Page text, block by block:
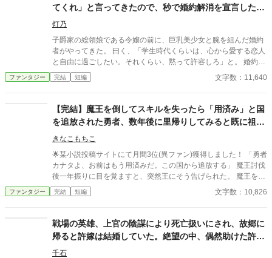
てくれ」と言ってきたので、秒で婚約解消を宣言した令
嬢の前世が、社畜のおっさんだった件。
灯乃
子爵家の総領娘である令嬢の前に、巨乳美少女と腕を組んだ婚約
者がやってきた。 曰く、「学生時代くらいは、心から愛する恋人
と自由に過ごしたい。それくらい、黙って許容しろ」と。 婚約者
を甘やかし過ぎていたことに気付いた彼女は、その場で婚約解消
を宣言する。 前半はたぶん普通の令嬢もの、後半はおっさんコメ
ファンタジー 完結 短編 文字数：11,640
【完結】魔王を倒してスキルを失ったら「用済み」と国
を追放された勇者、数年後に里帰りしてみると既に祖国
が滅んでいた
きなこもちこ
🌟某小説投稿サイトにて月間3位(異ファン)獲得しました！ 「勇者
カナタよ、お前はもう用済みだ。この国から追放する」 魔王討伐
後一年振りに目を覚ますと、突然王にそう告げられた。 魔王を倒
したことで、俺は「勇者」のスキルを失っていた。 信頼していた
パーティメンバーには蔑まれ、二度と国の土を踏まないように察
年……俺は結婚して妻子を持ち、大臣にまで昇り詰めた。 かつて
のパーティメンバー達に「スキルが無くても幸せになった姿」を
見せるため、里帰りした俺は……祖国の惨状を目にすることにな
る。 ※ハピエン・善人しか書いたことのない作者が、「追放」を
ファンタジー 完結 短編 文字数：10,826
戦場の英雄、上官の陰謀により死亡扱いにされ、故郷に
帰ると許嫁は結婚していた。絶望の中、偶然助けた許嫁
の娘に何故か求婚されることに
千石